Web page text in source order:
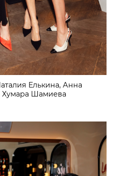
Елькина, Анна
Хумара Шамиева